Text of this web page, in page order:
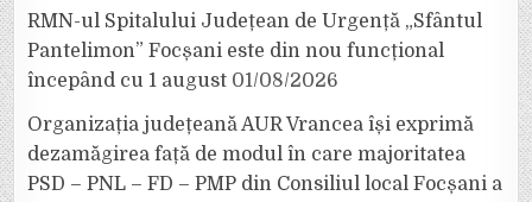
RMN-ul Spitalului Județean de Urgență „Sfântul
Pantelimon” Focșani este din nou funcțional
începând cu 1 august 01/08/2026
Organizația județeană AUR Vrancea își exprimă
dezamăgirea față de modul în care majoritatea
PSD – PNL – FD – PMP din Consiliul local Focșani a